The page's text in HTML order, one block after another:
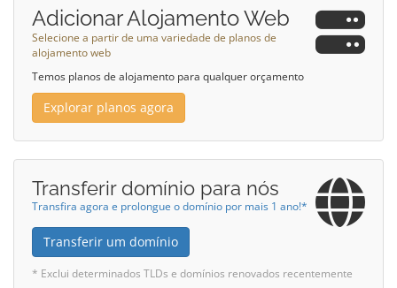
Adicionar Alojamento Web
Selecione a partir de uma variedade de planos de
alojamento web
Temos planos de alojamento para qualquer orçamento
Explorar planos agora
Transferir domínio para nós
Transfira agora e prolongue o domínio por mais 1 ano!*
Transferir um domínio
* Exclui determinados TLDs e domínios renovados recentemente